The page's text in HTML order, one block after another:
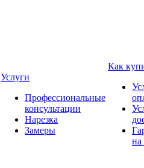
Услуги
Профессиональные
консультации
Нарезка
Замеры
Как
на